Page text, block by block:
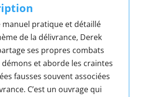
manuel pratique et détaillé
de la délivrance, Derek
ses propres combats
démons et aborde les craintes
fausses souvent associées
C’est un ouvrage qui